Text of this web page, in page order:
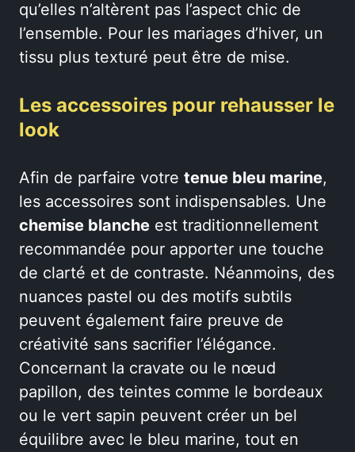
qu’elles n’altèrent pas l’aspect chic de
l’ensemble. Pour les mariages d’hiver, un
tissu plus texturé peut être de mise.
Les accessoires pour rehausser le
look
Afin de parfaire votre tenue bleu marine,
les accessoires sont indispensables. Une
chemise blanche est traditionnellement
recommandée pour apporter une touche
de clarté et de contraste. Néanmoins, des
nuances pastel ou des motifs subtils
peuvent également faire preuve de
créativité sans sacrifier l’élégance.
Concernant la cravate ou le nœud
papillon, des teintes comme le bordeaux
ou le vert sapin peuvent créer un bel
équilibre avec le bleu marine, tout en